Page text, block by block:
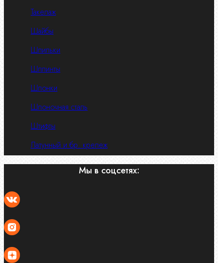
Такелаж
Шайбы
Шпильки
Шплинты
Шпонки
Шпоночная сталь
Штифты
Латунный и бр. крепеж
Мы в соцсетях: